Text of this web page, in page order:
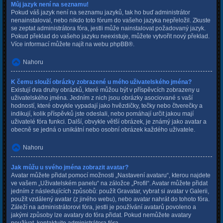
Můj jazyk není na seznamu!
Pokud váš jazyk není na seznamu jazyků, tak ho buď administrátor
nenainstaloval, nebo nikdo toto fórum do vašeho jazyka nepřeložil. Zkuste
se zeptat administrátora fóra, jestli může nainstalovat požadovaný jazyk.
Pokud překlad do vašeho jazyku neexistuje, můžete vytvořit nový překlad.
Více informací můžete najít na webu phpBB®.
Nahoru
K čemu slouží obrázky zobrazené u mého uživatelského jména?
Existují dva druhy obrázků, které můžou být v příspěvcích zobrazeny u
uživatelského jména. Jedním z nich jsou obrázky asociované s vaší
hodností, které obvykle vypadají jako hvězdičky, tečky nebo čtverečky a
indikují, kolik příspěvků jste odeslali, nebo pomáhají určit jakou mají
uživatelé fóra funkci. Další, obvykle větší obrázek, je známý jako avatar a
obecně se jedná o unikátní nebo osobní obrázek každého uživatele.
Nahoru
Jak můžu u svého jména zobrazit avatar?
Avatar můžete přidat pomocí možnosti „Nastavení avataru“, kterou najdete
ve vašem „Uživatelském panelu“ na záložce „Profil“. Avatar můžete přidat
jedním z následujících způsobů: použít Gravatar, vybrat si avatar v Galerii,
použít vzdálený avatar (z jiného webu), nebo avatar nahrát do tohoto fóra.
Záleží na administrátorovi fóra, jestli je používání avatarů povoleno a
jakými způsoby lze avatary do fóra přidat. Pokud nemůžete avatary